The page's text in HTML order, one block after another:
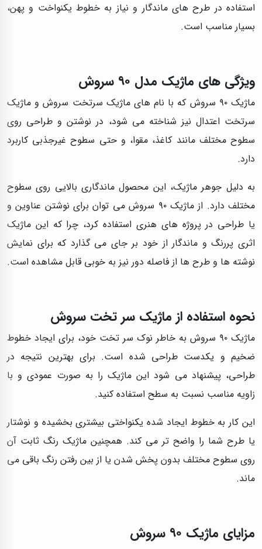
استفاده در طرح‌ های ماندگار و نیاز به خطوط یکنواخت و پهن،
بسیار مناسب است.
ویژگی های ماژیک مدل ۹۰ سروش
ماژیک ۹۰ سروش که با نام‌ های ماژیک سرتخت سروش و ماژیک
سرتخت اعتدال نیز شناخته می‌ شود، در نوشتن و طراحی روی
سطوح مختلف مانند کاغذ، مقوا، و حتی سطوح غیرجذبی کاربرد
دارد.
به دلیل جوهر ماژیک، این محصول ماندگاری بالایی روی سطوح
مختلف دارد. از ماژیک ۹۰ سروش می‌ توان برای نوشتن عناوین و
یا طراحی در پروژه‌ های هنری استفاده کرد، چرا که این ماژیک
اثری پررنگ و ماندگار از خود بر جای می‌ گذارد که برای نمایش
نوشته‌ ها و طرح‌ ها از فاصله دور نیز به خوبی قابل مشاهده است.
نحوه استفاده از ماژیک سر تخت سروش
ماژیک ۹۰ سروش به خاطر نوک سر تخت خود، برای ایجاد خطوط
ضخیم و یکدست طراحی شده است. برای بهترین نتیجه در
طراحی، پیشنهاد می‌ شود این ماژیک را به صورت عمودی و با
زاویه مناسب نسبت به سطح استفاده کنید.
این کار به خطوط ایجاد شده یکنواختی بیشتری بخشیده و نوشتار
یا طرح شما را واضح‌ تر می‌ کند. همچنین ماژیک رنگ ثابت آن
روی سطوح مختلف بدون پخش شدن یا از بین رفتن رنگ باقی می‌
ماند.
مزایای ماژیک ۹۰ سروش